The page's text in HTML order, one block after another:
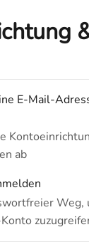
E-Mail-
ab
Weg,